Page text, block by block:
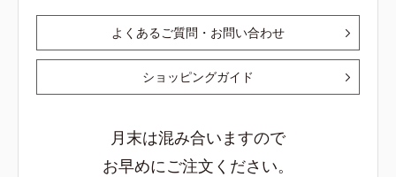
よくあるご質問・お問い合わせ
ショッピングガイド
月末は混み合いますので
お早めにご注文ください。